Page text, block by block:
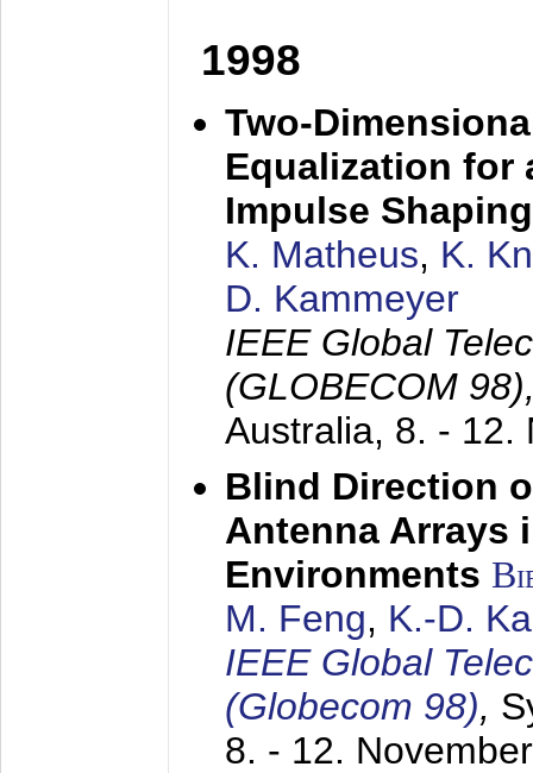
1998
Two-
Equalization for
Impulse
K. Matheus, K.
D. Kammeyer
IEEE Global
(GLOBECOM
Australia, 8. - 12.
Blind Direction
Antenna Arrays
Environments
M. Feng, K.-D.
IEEE Global
(Globecom 98),
8. - 12.